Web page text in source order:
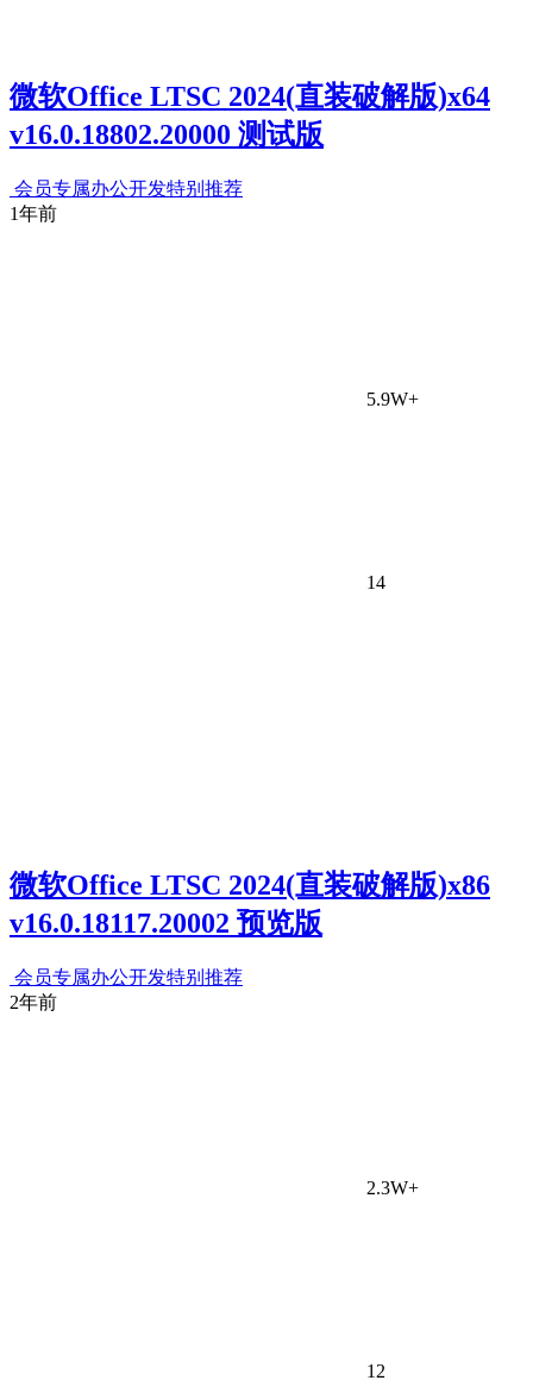
微软Office LTSC 2024(直装破解版)x64
v16.0.18802.20000 测试版
会员专属办公开发特别推荐
1年前
5.9W+
14
微软Office LTSC 2024(直装破解版)x86
v16.0.18117.20002 预览版
会员专属办公开发特别推荐
2年前
2.3W+
12